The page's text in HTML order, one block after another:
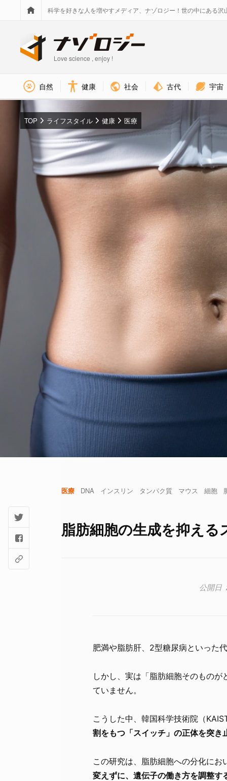
科学を好きな人を増やすメディア、ナゾロジー！世の中にある沢
Love science , enjoy !
自然 健康 社会 古代 宇宙
TOP ライフスタイル 健康 医療
医療 DNA インスリン タンパク質 マウス 細胞
脂肪細胞の生成を抑える
肥満や脂肪肝、2型糖尿病といった
しかし、実は「脂肪細胞そのもの
ていません。
こうした中、韓国科学技術院（
割をもつ「スイッチ」の正体を突き
この研究は、脂肪細胞への分化に
変えずに、遺伝子の働き方を調整す